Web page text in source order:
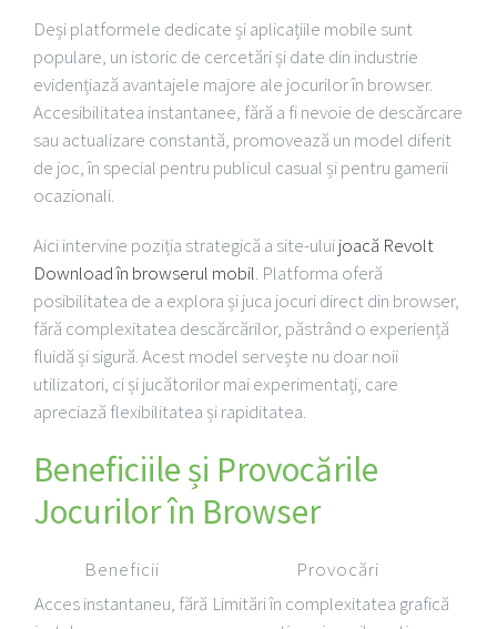
Deși platformele dedicate și aplicațiile mobile sunt
populare, un istoric de cercetări și date din industrie
evidențiază avantajele majore ale jocurilor în browser.
Accesibilitatea instantanee, fără a fi nevoie de descărcare
sau actualizare constantă, promovează un model diferit
de joc, în special pentru publicul casual și pentru gamerii
ocazionali.
Aici intervine poziția strategică a site-uluijoacă Revolt
Download în browserul mobil. Platforma oferă
posibilitatea de a explora și juca jocuri direct din browser,
fără complexitatea descărcărilor, păstrând o experiență
fluidă și sigură. Acest model servește nu doar noii
utilizatori, ci și jucătorilor mai experimentați, care
apreciază flexibilitatea și rapiditatea.
Beneficiile și Provocările
Jocurilor în Browser
Beneficii
Provocări
Acces instantaneu, fără Limitări în complexitatea grafică